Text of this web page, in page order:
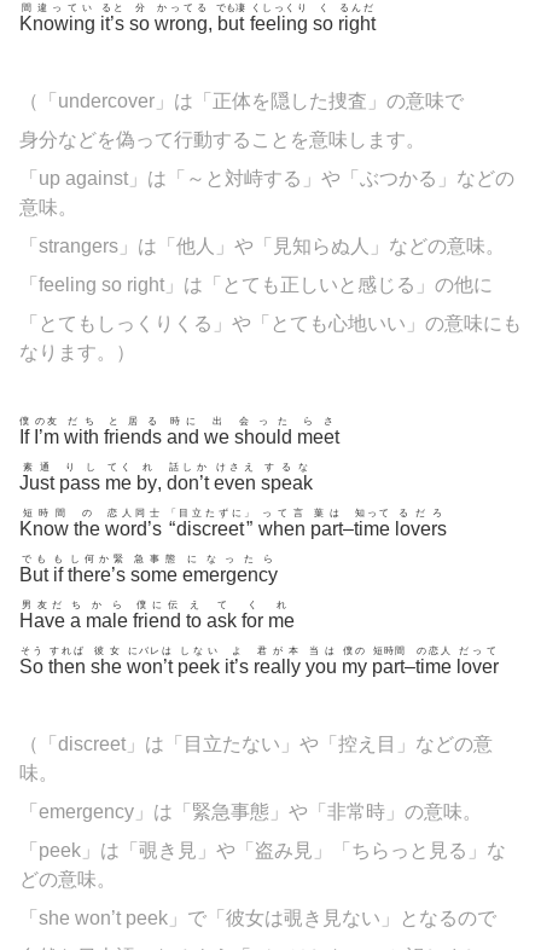
Knowing
間違ってい
it’s
ると
so
分
wrong
かってる
, but
でも凄
feeling
くしっくり
so
く
right
るんだ
（「 undercover」は「正体を隠した捜査」の意味で
身分などを偽って行動することを意味します。
「up against」は「～と対峙する」や「ぶつかる」などの
意味。
「 strangers」は「他人」や「見知らぬ人」などの意味。
「feeling so right」は「とても正しいと感じる」の他に
「とてもしっくりくる」や「とても心地いい」の意味にも
なります。）
If
僕
I’m
の友
with
だち
friends
と居る
and
時に
we
出
should
会った
meet
らさ
Just
素通
pass
りし
me
てく
by
れ
, don’t
話しか
even
けさえ
speak
するな
Know
短時間
the
の
word’s
恋人同士
“
「
discreet
目立たずに
”
」
when
って言
part
葉は
–time
知って
lovers
るだろ
But
でも
if
も
there’s
し何か緊
some
急事態
emergency
になったら
Have
男友だ
a
ち
male
から
friend
僕に伝
to
え
ask
て
for
く
me
れ
So
そう
then
すれば
she
彼女
won’t
にバレは
peek
しない
it’s
よ
really
君が本
you
当は
my
僕の
part
短時間
–time
の恋人
lover
だって
（「discreet」は「目立たない」や「控え目」などの意
味。
「 emergency」は「緊急事態」や「非常時」の意味。
「peek」は「覗き見」や「盗み見」「ちらっと見る」な
どの意味。
「she won’t peek」で「彼女は覗き見ない」となるので